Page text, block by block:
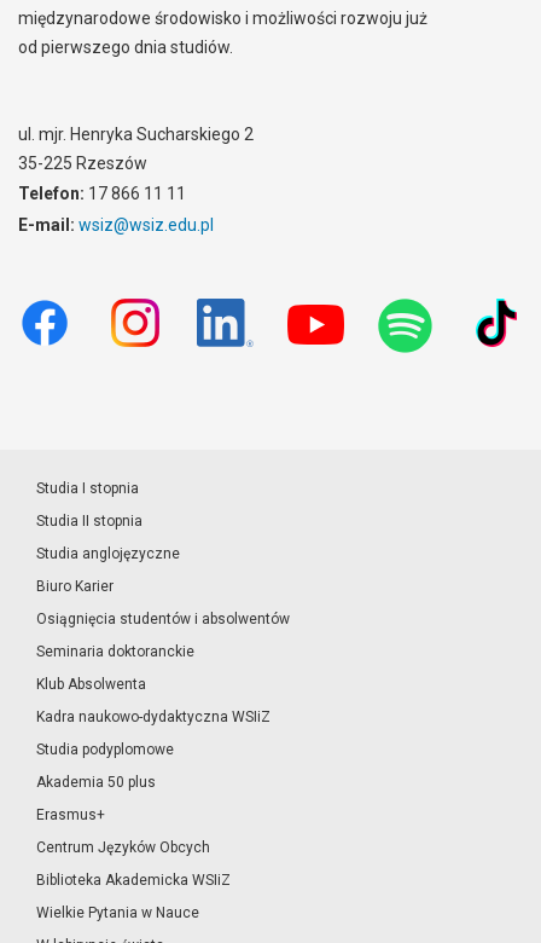
międzynarodowe środowisko i możliwości rozwoju już
od pierwszego dnia studiów.
ul. mjr. Henryka Sucharskiego 2
35-225 Rzeszów
Telefon: 17 866 11 11
E-mail: wsiz@wsiz.edu.pl
Studia I stopnia
Studia II stopnia
Studia anglojęzyczne
Biuro Karier
Osiągnięcia studentów i absolwentów
Seminaria doktoranckie
Klub Absolwenta
Kadra naukowo-dydaktyczna WSIiZ
Studia podyplomowe
Akademia 50 plus
Erasmus+
Centrum Języków Obcych
Biblioteka Akademicka WSIiZ
Wielkie Pytania w Nauce